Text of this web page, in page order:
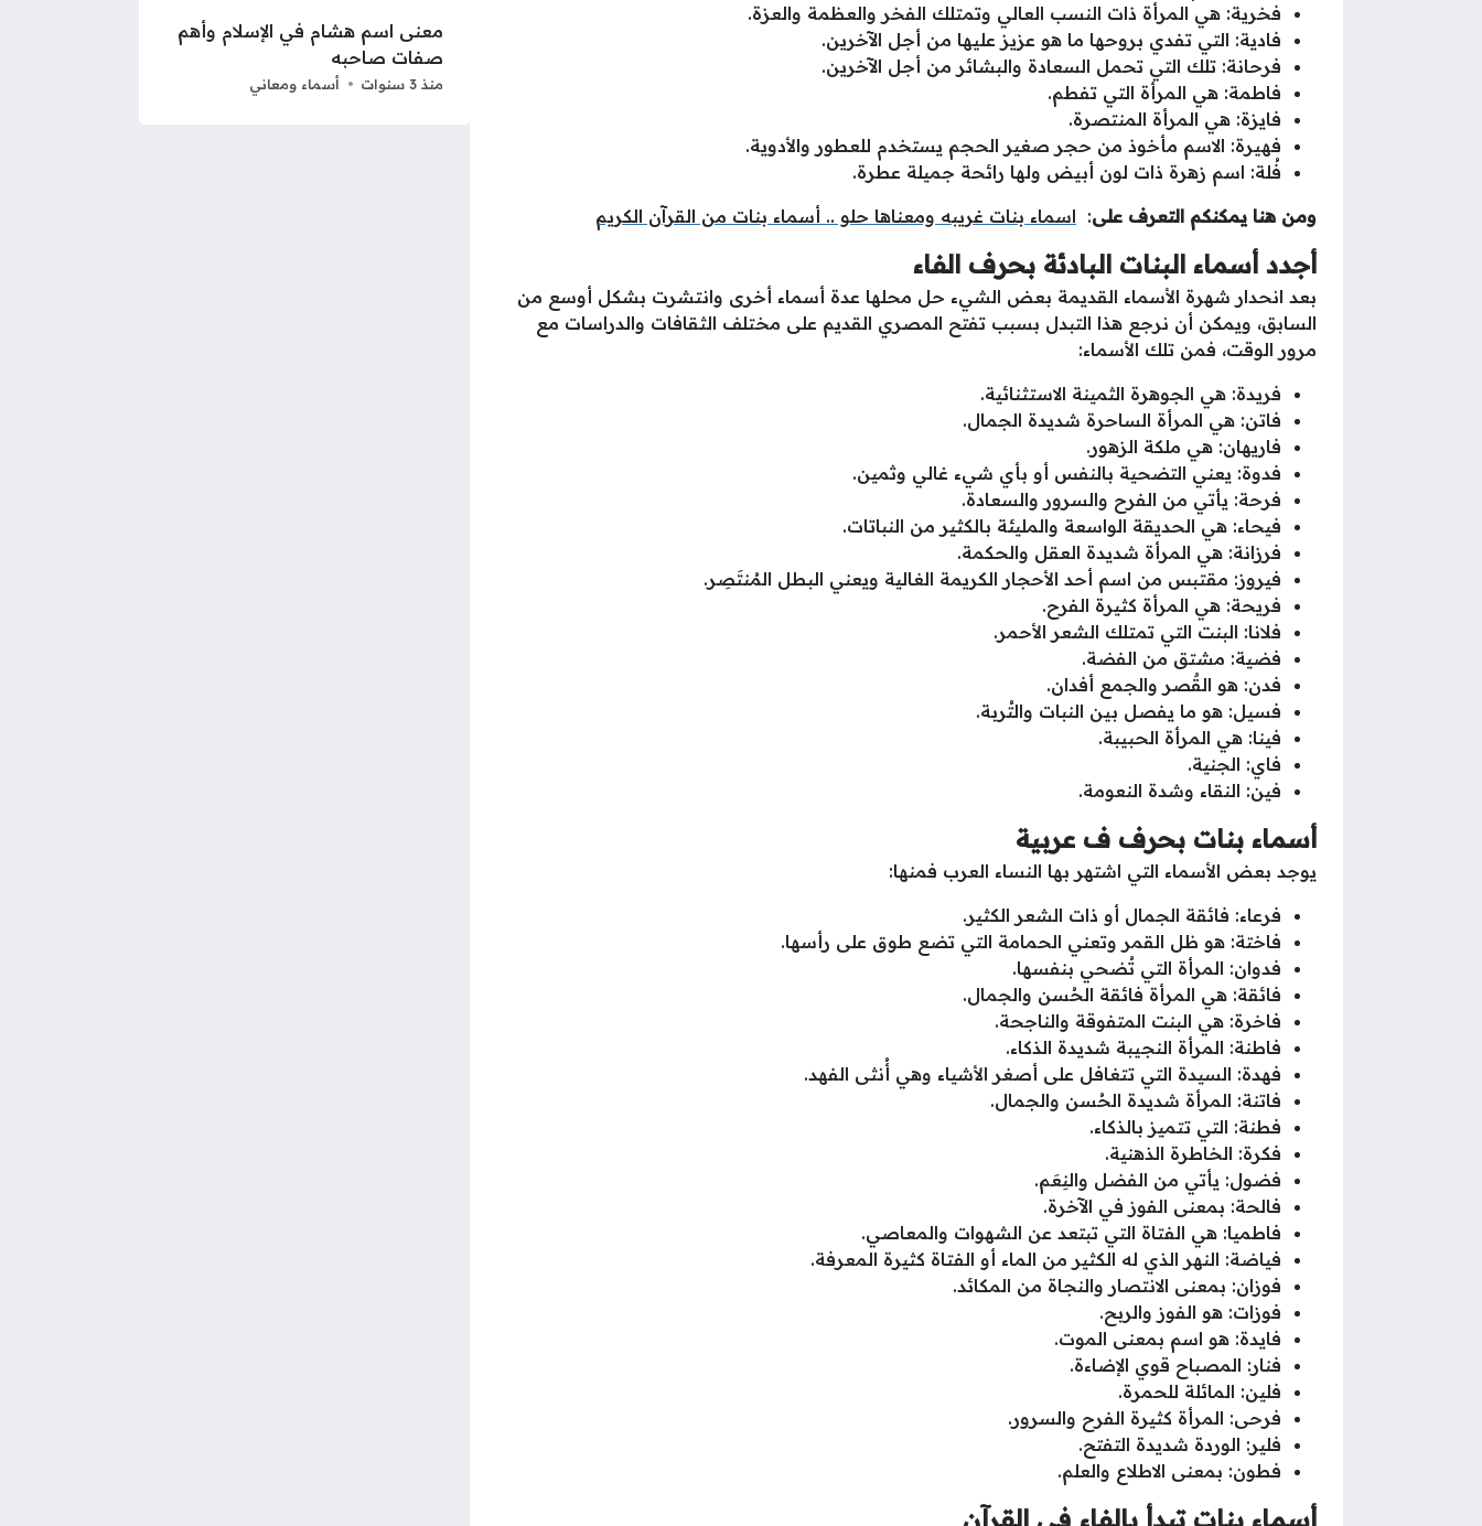
معنى اسم هشام في الإسلام وأهم
صفات صاحبه
منذ 3 سنوات أسماء ومعاني
فخرية: هي المرأة ذات النسب العالي وتمتلك الفخر والعظمة والعزة.
فادية: التي تفدي بروحها ما هو عزيز عليها من أجل الآخرين.
فرحانة: تلك التي تحمل السعادة والبشائر من أجل الآخرين.
فاطمة: هي المرأة التي تفطم.
فايزة: هي المرأة المنتصرة.
فهيرة: الاسم مأخوذ من حجر صغير الحجم يستخدم للعطور والأدوية.
فُلة: اسم زهرة ذات لون أبيض ولها رائحة جميلة عطرة.
ومن هنا يمكنكم التعرف على: اسماء بنات غريبه ومعناها حلو .. أسماء بنات من القرآن الكريم
أجدد أسماء البنات البادئة بحرف الفاء
بعد انحدار شهرة الأسماء القديمة بعض الشيء حل محلها عدة أسماء أخرى وانتشرت بشكل أوسع من
السابق، ويمكن أن نرجع هذا التبدل بسبب تفتح المصري القديم على مختلف الثقافات والدراسات مع
مرور الوقت، فمن تلك الأسماء:
فريدة: هي الجوهرة الثمينة الاستثنائية.
فاتن: هي المرأة الساحرة شديدة الجمال.
فاريهان: هي ملكة الزهور.
فدوة: يعني التضحية بالنفس أو بأي شيء غالي وثمين.
فرحة: يأتي من الفرح والسرور والسعادة.
فيحاء: هي الحديقة الواسعة والمليئة بالكثير من النباتات.
فرزانة: هي المرأة شديدة العقل والحكمة.
فيروز: مقتبس من اسم أحد الأحجار الكريمة الغالية ويعني البطل المُنتَصِر.
فريحة: هي المرأة كثيرة الفرح.
فلانا: البنت التي تمتلك الشعر الأحمر.
فضية: مشتق من الفضة.
فدن: هو القٌصر والجمع أفدان.
فسيل: هو ما يفصل بين النبات والتُربة.
فينا: هي المرأة الحبيبة.
فاي: الجنية.
فين: النقاء وشدة النعومة.
أسماء بنات بحرف ف عربية
يوجد بعض الأسماء التي اشتهر بها النساء العرب فمنها:
فرعاء: فائقة الجمال أو ذات الشعر الكثير.
فاختة: هو ظل القمر وتعني الحمامة التي تضع طوق على رأسها.
فدوان: المرأة التي تُضحي بنفسها.
فائقة: هي المرأة فائقة الحُسن والجمال.
فاخرة: هي البنت المتفوقة والناجحة.
فاطنة: المرأة النجيبة شديدة الذكاء.
فهدة: السيدة التي تتغافل على أصغر الأشياء وهي أُنثى الفهد.
فاتنة: المرأة شديدة الحُسن والجمال.
فطنة: التي تتميز بالذكاء.
فكرة: الخاطرة الذهنية.
فضول: يأتي من الفضل والنِعَم.
فالحة: بمعنى الفوز في الآخرة.
فاطميا: هي الفتاة التي تبتعد عن الشهوات والمعاصي.
فياضة: النهر الذي له الكثير من الماء أو الفتاة كثيرة المعرفة.
فوزان: بمعنى الانتصار والنجاة من المكائد.
فوزات: هو الفوز والربح.
فايدة: هو اسم بمعنى الموت.
فنار: المصباح قوي الإضاءة.
فلين: المائلة للحمرة.
فرحى: المرأة كثيرة الفرح والسرور.
فلير: الوردة شديدة التفتح.
فطون: بمعنى الاطلاع والعلم.
أسماء بنات تبدأ بالفاء في القرآن